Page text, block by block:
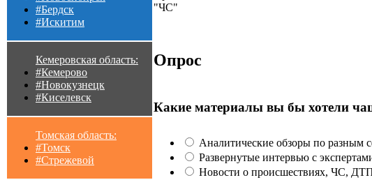
#Бердск
#Искитим
Кемеровская область:
#Кемерово
#Новокузнецк
#Киселевск
Томская область:
#Томск
#Стрежевой
"ЧС"
Опрос
Какие материалы вы бы хотели
Аналитические обзоры по разным
Развернутые интервью с
Новости о происшествиях, ЧС,